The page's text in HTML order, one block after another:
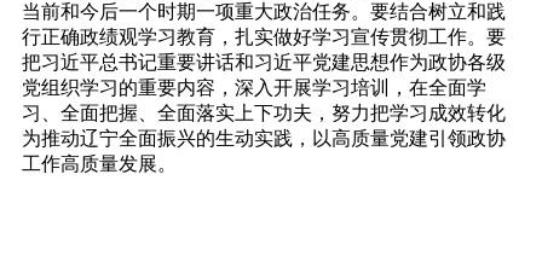
当前和今后一个时期一项重大政治任务。要结合树立和践
行正确政绩观学习教育，扎实做好学习宣传贯彻工作。要
把习近平总书记重要讲话和习近平党建思想作为政协各级
党组织学习的重要内容，深入开展学习培训，在全面学
习、全面把握、全面落实上下功夫，努力把学习成效转化
为推动辽宁全面振兴的生动实践，以高质量党建引领政协
工作高质量发展。